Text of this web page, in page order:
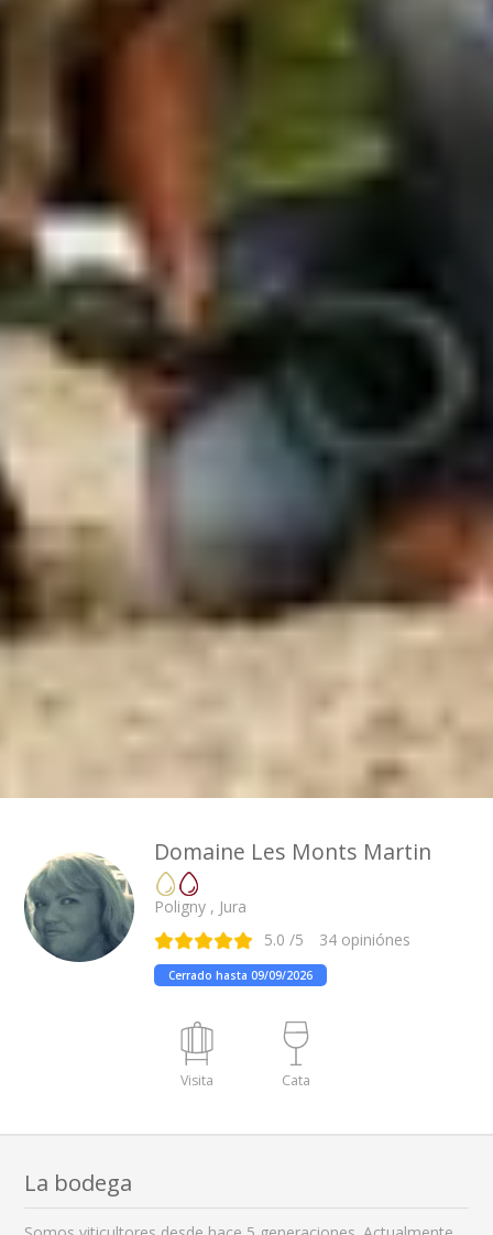
Domaine Les Monts Martin
Poligny , Jura
5.0 /5 34 opiniónes
Cerrado hasta 09/09/2026
Visita Cata
La bodega